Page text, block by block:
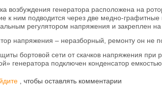
возбуждения генератора расположена на
к ним подводится через две медно-
регулятором напряжения и закреплен
напряжения – неразборный, ремонту он не
бортовой сети от скачков напряжения
генератора подключен конденсатор
, чтобы оставлять комментарии